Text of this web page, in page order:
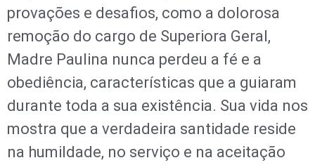
provações e desafios, como a dolorosa
remoção do cargo de Superiora Geral,
Madre Paulina nunca perdeu a fé e a
obediência, características que a guiaram
durante toda a sua existência. Sua vida nos
mostra que a verdadeira santidade reside
na humildade, no serviço e na aceitação